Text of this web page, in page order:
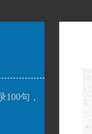
句，